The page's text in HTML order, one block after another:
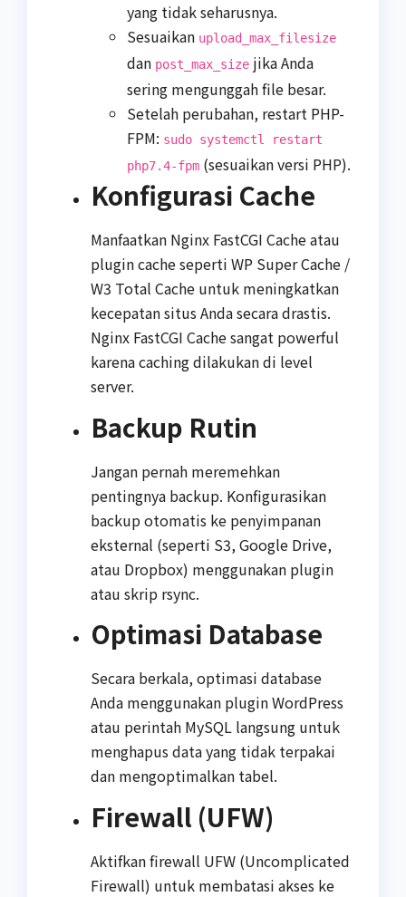
yang tidak seharusnya.
Sesuaikan upload_max_filesize
dan post_max_size jika Anda
sering mengunggah file besar.
Setelah perubahan, restart PHP-
FPM: sudo systemctl restart
php7.4-fpm (sesuaikan versi PHP).
Konfigurasi Cache
Manfaatkan Nginx FastCGI Cache atau
plugin cache seperti WP Super Cache /
W3 Total Cache untuk meningkatkan
kecepatan situs Anda secara drastis.
Nginx FastCGI Cache sangat powerful
karena caching dilakukan di level
server.
Backup Rutin
Jangan pernah meremehkan
pentingnya backup. Konfigurasikan
backup otomatis ke penyimpanan
eksternal (seperti S3, Google Drive,
atau Dropbox) menggunakan plugin
atau skrip rsync.
Optimasi Database
Secara berkala, optimasi database
Anda menggunakan plugin WordPress
atau perintah MySQL langsung untuk
menghapus data yang tidak terpakai
dan mengoptimalkan tabel.
Firewall (UFW)
Aktifkan firewall UFW (Uncomplicated
Firewall) untuk membatasi akses ke